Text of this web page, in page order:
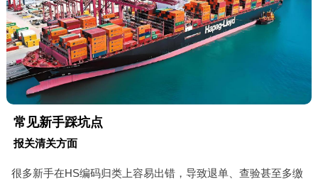
常见新手踩坑点
报关清关方面
很多新手在HS编码归类上容易出错，导致退单、查验甚至多缴